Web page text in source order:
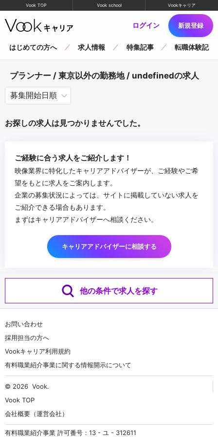
Vook TOP Vook school Vookキャリア
ログイン 新規登録
はじめての方へ 求人情報 特集記事 転職体験記
プランナー / 東京以外の勤務地 / undefinedの求人
お探しの求人は見つかりませんでした。
ご経験に合う求人をご紹介します！
映像業界に特化したキャリアアドバイザーが、ご経験やご希
望をもとに求人をご案内します。
企業の募集状況によっては、サイトに掲載していない求人を
ご紹介できる場合もあります。
まずはキャリアアドバイザーへ相談ください。
キャリアアドバイザーに相談する
他の条件で求人を探す
お問い合わせ
採用担当の方へ
Vookキャリア利用規約
有料職業紹介事業に関する情報開示について
© 2026 Vook.
Vook TOP
会社概要（運営会社）
有料職業紹介事業 許可番号：13 - ユ - 312611